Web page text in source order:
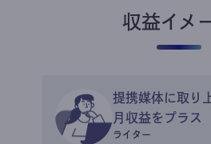
収益イメ
提携媒体に取り
月収益をプラス
ライター